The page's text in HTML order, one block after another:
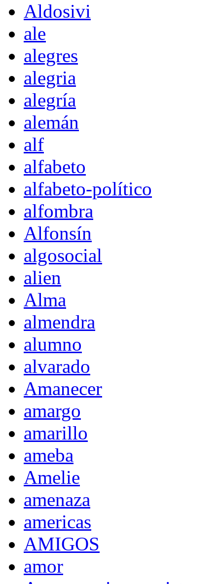
Aldosivi
ale
alegres
alegria
alegría
alemán
alf
alfabeto
alfabeto-político
alfombra
Alfonsín
algosocial
alien
Alma
almendra
alumno
alvarado
Amanecer
amargo
amarillo
ameba
Amelie
amenaza
americas
AMIGOS
amor